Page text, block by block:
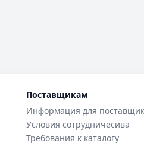
Поставщикам
Информация для
Условия сотрудничесива
Требования к каталогу